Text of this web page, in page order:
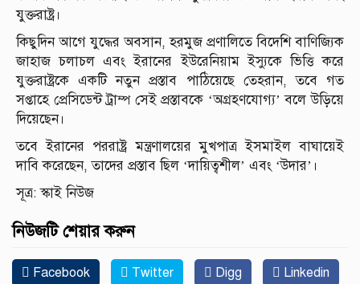
যুক্তরাষ্ট্র।
কিছুদিন আগে যুদ্ধের অবসান, হরমুজ প্রণালিতে বিদেশি বাণিজ্যিক
জাহাজ চলাচল এবং ইরানের ইউরেনিয়াম ইস্যুকে ভিত্তি করে
যুক্তরাষ্ট্রকে একটি নতুন প্রস্তাব পাঠিয়েছে তেহরান, তবে গত
সপ্তাহে প্রেসিডেন্ট ট্রাম্প সেই প্রস্তাবকে ‘অগ্রহণযোগ্য’ বলে উড়িয়ে
দিয়েছেন।
তবে ইরানের পররাষ্ট্র মন্ত্রণালয়ের মুখপাত্র ইসমাইল বাঘায়েই
দাবি করেছেন, তাদের প্রস্তাব ছিল ‘দায়িত্বশীল’ এবং ‘উদার’।
সূত্র: স্কাই নিউজ
নিউজটি শেয়ার করুন
Facebook Twitter Digg Linkedin